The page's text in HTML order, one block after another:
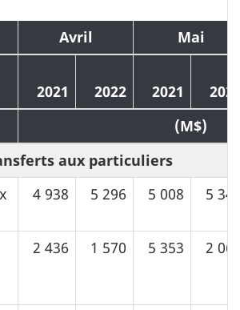
Avril Mai
2021 2022 2021
(M$)
aux particuliers
4 938 5 296 5 008 5
2 436 1 570 5 353 2